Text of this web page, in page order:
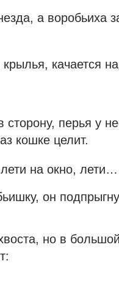
а
качается
сторону, перья у
кошке целит.
на окно, лети…
он
но в